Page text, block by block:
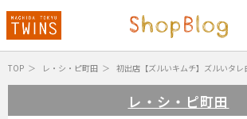
TOP レ・シ・ピ町田 初出店【ズルいキムチ】ズルいタレ
レ・シ・ピ町田